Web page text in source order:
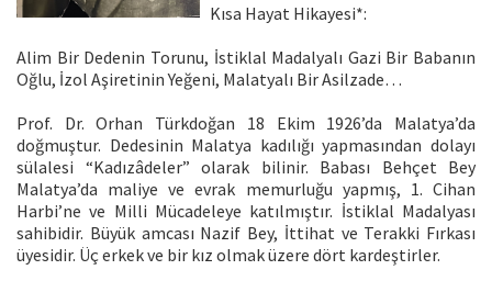
Kısa Hayat Hikayesi*:
Alim Bir Dedenin Torunu, İstiklal Madalyalı Gazi Bir Babanın
Oğlu, İzol Aşiretinin Yeğeni, Malatyalı Bir Asilzade…
Prof. Dr. Orhan Türkdoğan 18 Ekim 1926’da Malatya’da
doğmuştur. Dedesinin Malatya kadılığı yapmasından dolayı
sülalesi “Kadızâdeler” olarak bilinir. Babası Behçet Bey
Malatya’da maliye ve evrak memurluğu yapmış, 1. Cihan
Harbi’ne ve Milli Mücadeleye katılmıştır. İstiklal Madalyası
sahibidir. Büyük amcası Nazif Bey, İttihat ve Terakki Fırkası
üyesidir. Üç erkek ve bir kız olmak üzere dört kardeştirler.